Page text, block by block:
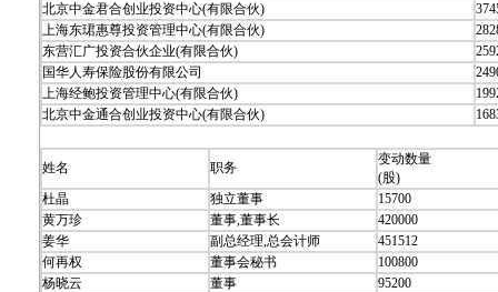
北京中金君合创业投资中心(有限合伙)
上海东珺惠尊投资管理中心(有限合伙)
东营汇广投资合伙企业(有限合伙)
国华人寿保险股份有限公司
上海经鲍投资管理中心(有限合伙)
北京中金通合创业投资中心(有限合伙)
姓名 职务
变动数量
(股)
杜晶
独立董事
15700
黄万珍
董事,董事长
420000
姜华
副总经理,总会计师
451512
何再权
董事会秘书
100800
杨晓云
董事 95200